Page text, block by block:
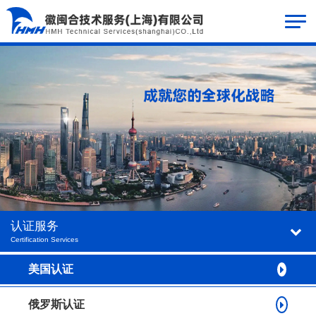
认证服务
Certification Services
美国认证
俄罗斯认证